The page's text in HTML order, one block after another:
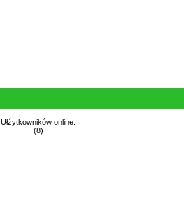
Ułźytkowników online:
(8)